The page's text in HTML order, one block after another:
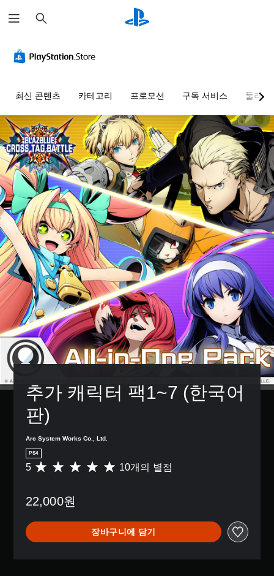
색
최신 콘텐츠 카테고리 프로모션 구독 서비스 둘러보
추가 캐릭터 팩1~7 (한국어
판)
Arc System Works Co., Ltd.
PS4
총
별
으
로
부
5 10개의 별점
22,000원
장바구니에 담기